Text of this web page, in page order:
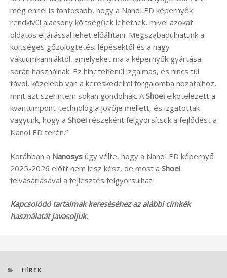
még ennél is fontosabb, hogy a NanoLED képernyők
rendkívül alacsony költségűek lehetnek, mivel azokat
oldatos eljárással lehet előállítani. Megszabadulhatunk a
költséges gőzölögtetési lépésektől és a nagy
vákuumkamráktól, amelyeket ma a képernyők gyártása
során használnak. Ez hihetetlenül izgalmas, és nincs túl
távol, közelebb van a kereskedelmi forgalomba hozatalhoz,
mint azt szerintem sokan gondolnák. AShoei elkötelezett a
kvantumpont-technológia jövője mellett, és izgatottak
vagyunk, hogy a Shoei részeként felgyorsítsuk a fejlődést a
NanoLED terén.”
Korábban a Nanosys úgy vélte, hogy a NanoLED képernyő
2025-2026 előtt nem lesz kész, de most a Shoei
felvásárlásával a fejlesztés felgyorsulhat.
Kapcsolódó tartalmak kereséséhez az alábbi címkék
használatát javasoljuk.
KATEGÓRIÁK
HÍREK